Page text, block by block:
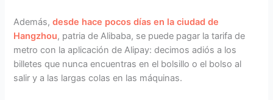
Además,desde hace pocos días en la ciudad de
Hangzhou, patria de Alibaba, se puede pagar la tarifa de
metro con la aplicación de Alipay: decimos adiós a los
billetes que nunca encuentras en el bolsillo o el bolso al
salir y a las largas colas en las máquinas.